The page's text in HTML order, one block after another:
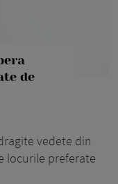
de
vedete din
locurile preferate